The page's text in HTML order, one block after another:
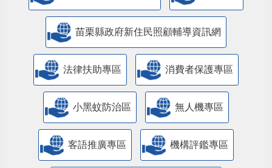
苗栗縣政府新住民照顧輔導資訊網
法律扶助專區 消費者保護專區
小黑蚊防治區 無人機專區
客語推廣專區 機構評鑑專區